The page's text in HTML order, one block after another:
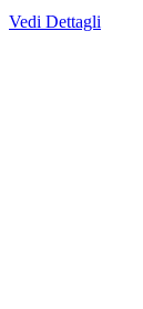
Vedi Dettagli